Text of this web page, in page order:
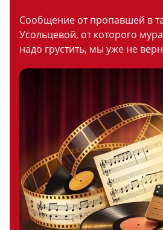
Сообщение от пропавшей в
Усольцевой, от которого
надо грустить, мы уже не